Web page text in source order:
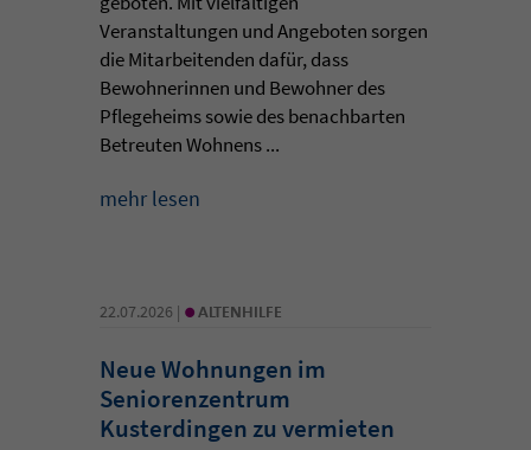
Veranstaltungen und Angeboten sorgen
die Mitarbeitenden dafür, dass
Bewohnerinnen und Bewohner des
Pflegeheims sowie des benachbarten
Betreuten Wohnens ...
mehr lesen
22.07.2026 | • ALTENHILFE
Neue Wohnungen im
Seniorenzentrum
Kusterdingen zu vermieten